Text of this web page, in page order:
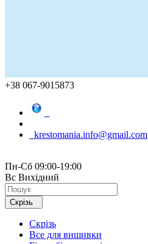
+38 067-9015873
krestomania.info@gmail.com
Пн-Сб 09:00-19:00
Вс Вихідний
Скрізь
Скрізь
Все для вишивки